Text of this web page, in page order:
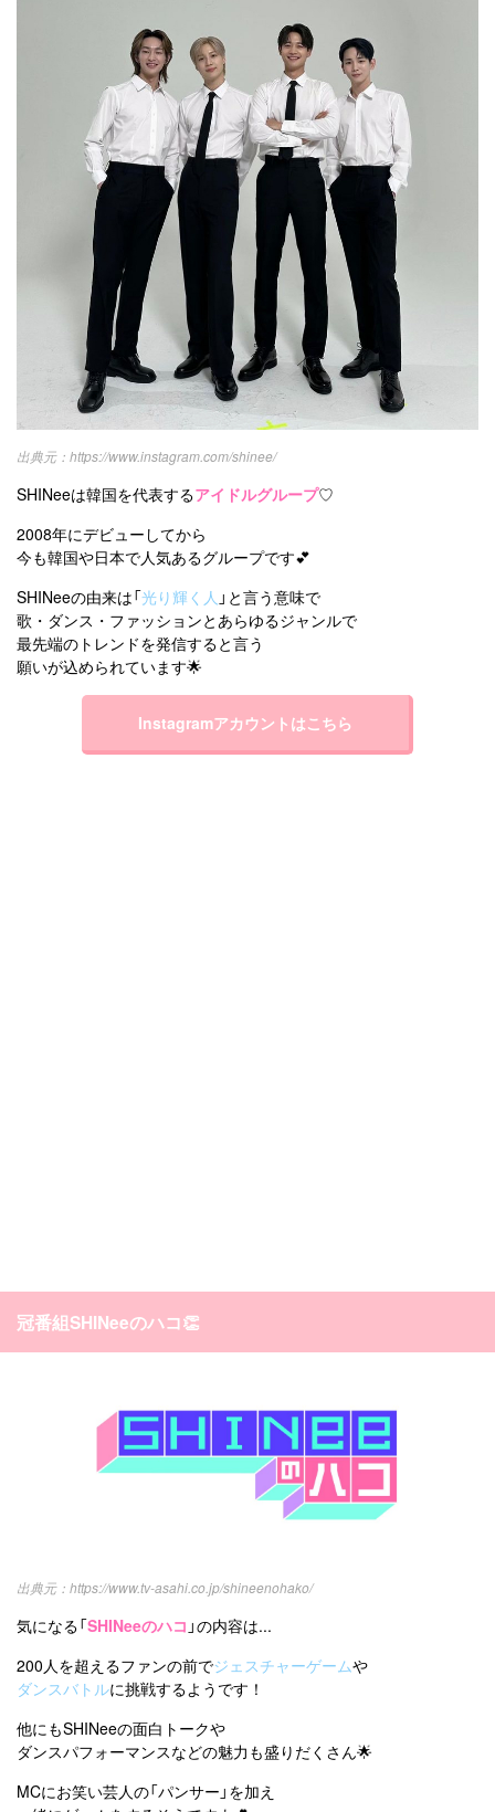
https://www.instagram.com/shinee/
SHINeeは韓国を代表するアイドルグループ♡
2008年にデビューしてから
今も韓国や日本で人気あるグループです💕
SHINeeの由来は「光り輝く人 」と言う意味で
歌・ダンス・ファッションとあらゆるジャンルで
最先端のトレンドを発信すると言う
願いが込められています🌟
Instagramアカウントはこちら
冠番組SHINeeのハコ👏
https://www.tv-asahi.co.jp/shineenohako/
気になる「SHINeeのハコ 」の内容は...
200人を超えるファンの前でジェスチャーゲームや
ダンスバトルに挑戦するようです！
他にもSHINeeの面白トークや
ダンスパフォーマンスなどの魅力も盛りだくさん🌟
MCにお笑い芸人の「パンサー」を加え